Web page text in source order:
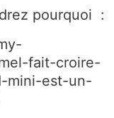
pourquoi :
fait-croire-
mini-est-un-